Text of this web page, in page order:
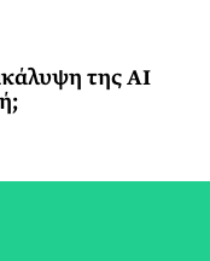
της AI